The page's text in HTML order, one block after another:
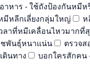
าหาร - ใช้ถังป้องกันหมี
มีหลีกเลี่ยงกลุ่มใหญ่
ห
ลาที่หมีเคลื่อนไหวมากที่
ชพันธุ์หนาแน่น
ตรวจ
ดินทาง
บอกใครสักคน